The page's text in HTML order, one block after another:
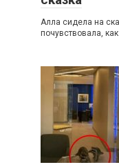
Алла сидела на
почувствовала,